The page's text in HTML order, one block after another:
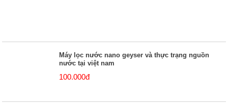
Máy lọc nước nano geyser và thực trạng nguồn
nước tại việt nam
100.000đ